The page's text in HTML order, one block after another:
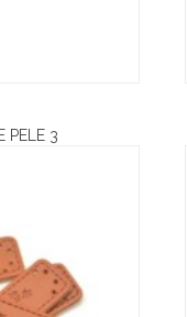
PELE 3